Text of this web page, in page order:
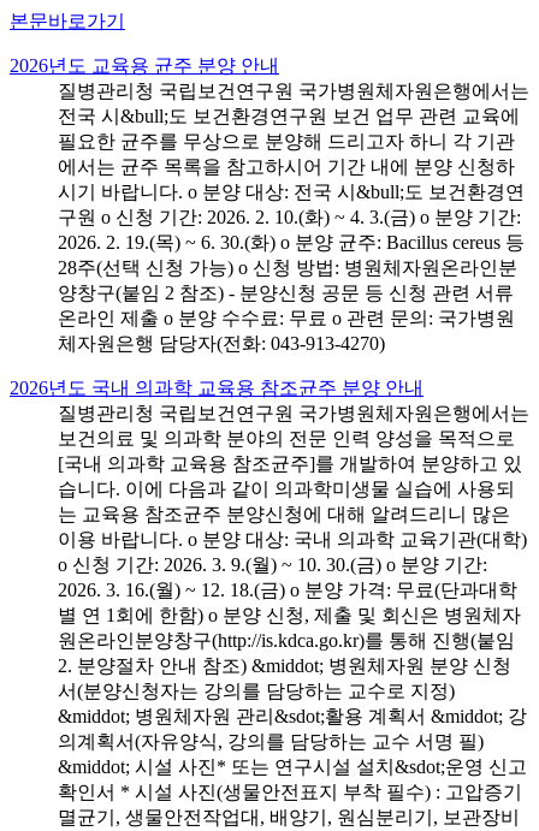
본문바로가기
2026년도 교육용 균주 분양 안내
질병관리청 국립보건연구원 국가병원체자원은행에서는
전국 시&bull;도 보건환경연구원 보건 업무 관련 교육에
필요한 균주를 무상으로 분양해 드리고자 하니 각 기관
에서는 균주 목록을 참고하시어 기간 내에 분양 신청하
시기 바랍니다. o 분양 대상: 전국 시&bull;도 보건환경연
구원 o 신청 기간: 2026. 2. 10.(화) ~ 4. 3.(금) o 분양 기간:
2026. 2. 19.(목) ~ 6. 30.(화) o 분양 균주: Bacillus cereus 등
28주(선택 신청 가능) o 신청 방법: 병원체자원온라인분
양창구(붙임 2 참조) - 분양신청 공문 등 신청 관련 서류
온라인 제출 o 분양 수수료: 무료 o 관련 문의: 국가병원
체자원은행 담당자(전화: 043-913-4270)
2026년도 국내 의과학 교육용 참조균주 분양 안내
질병관리청 국립보건연구원 국가병원체자원은행에서는
보건의료 및 의과학 분야의 전문 인력 양성을 목적으로
[국내 의과학 교육용 참조균주]를 개발하여 분양하고 있
습니다. 이에 다음과 같이 의과학미생물 실습에 사용되
는 교육용 참조균주 분양신청에 대해 알려드리니 많은
이용 바랍니다. o 분양 대상: 국내 의과학 교육기관(대학)
o 신청 기간: 2026. 3. 9.(월) ~ 10. 30.(금) o 분양 기간:
2026. 3. 16.(월) ~ 12. 18.(금) o 분양 가격: 무료(단과대학
별 연 1회에 한함) o 분양 신청, 제출 및 회신은 병원체자
원온라인분양창구(http://is.kdca.go.kr)를 통해 진행(붙임
2. 분양절차 안내 참조) &middot; 병원체자원 분양 신청
서(분양신청자는 강의를 담당하는 교수로 지정)
&middot; 병원체자원 관리&sdot;활용 계획서 &middot; 강
의계획서(자유양식, 강의를 담당하는 교수 서명 필)
&middot; 시설 사진* 또는 연구시설 설치&sdot;운영 신고
확인서 * 시설 사진(생물안전표지 부착 필수) : 고압증기
멸균기, 생물안전작업대, 배양기, 원심분리기, 보관장비